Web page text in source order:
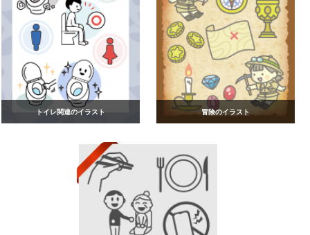
トイレ関連のイラスト 冒険のイラスト